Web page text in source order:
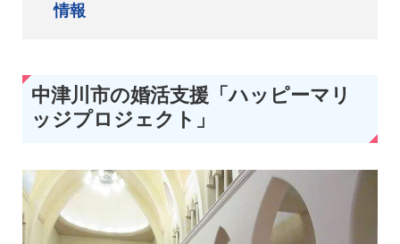
情報
中津川市の婚活支援「ハッピーマリ
ッジプロジェクト」